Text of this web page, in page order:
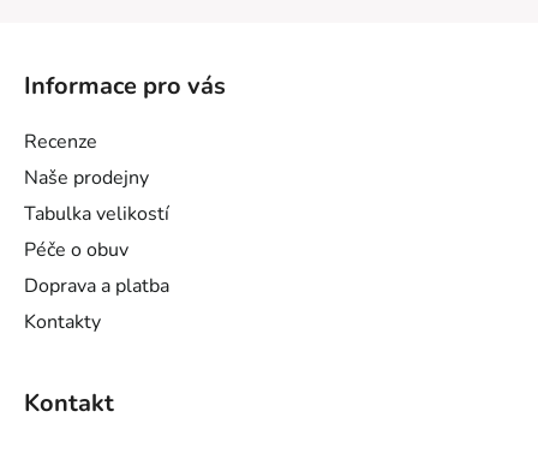
Informace pro vás
Recenze
Naše prodejny
Tabulka velikostí
Péče o obuv
Doprava a platba
Kontakty
Kontakt